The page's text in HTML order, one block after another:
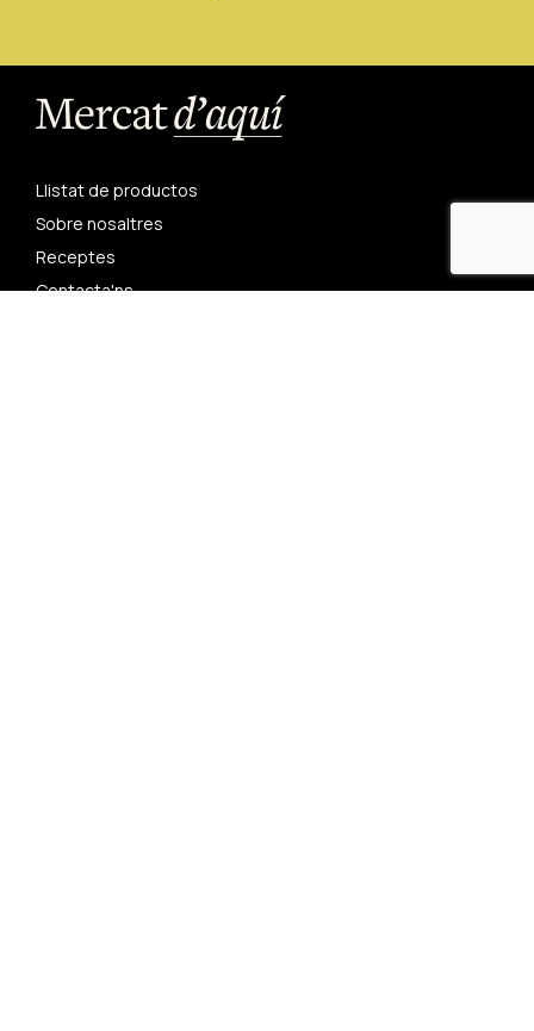
Llistat de productos
Sobre nosaltres
Receptes
Contacta'ns